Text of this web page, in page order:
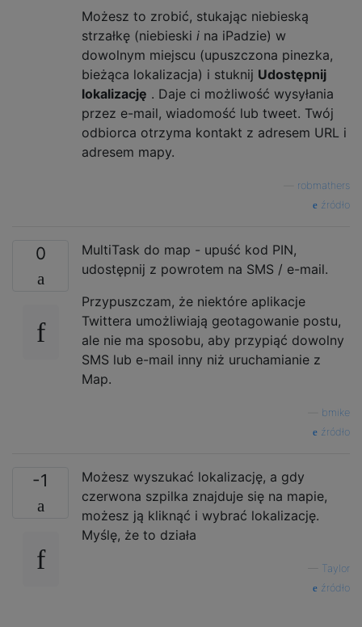
Możesz to zrobić, stukając niebieską
strzałkę (niebieski i na iPadzie) w
dowolnym miejscu (upuszczona pinezka,
bieżąca lokalizacja) i stuknij Udostępnij
lokalizację . Daje ci możliwość wysyłania
przez e-mail, wiadomość lub tweet. Twój
odbiorca otrzyma kontakt z adresem URL i
adresem mapy.
robmathers
źródło
0
MultiTask do map - upuść kod PIN,
udostępnij z powrotem na SMS / e-mail.
Przypuszczam, że niektóre aplikacje
Twittera umożliwiają geotagowanie postu,
ale nie ma sposobu, aby przypiąć dowolny
SMS lub e-mail inny niż uruchamianie z
Map.
bmike
źródło
-1
Możesz wyszukać lokalizację, a gdy
czerwona szpilka znajduje się na mapie,
możesz ją kliknąć i wybrać lokalizację.
Myślę, że to działa
Taylor
źródło